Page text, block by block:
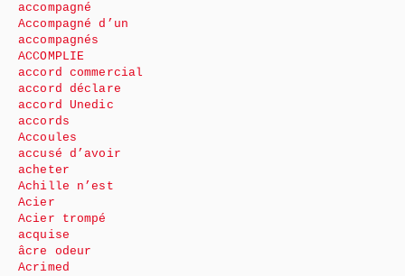
accompagné
Accompagné d’un
accompagnés
ACCOMPLIE
accord commercial
accord déclare
accord Unedic
accords
Accoules
accusé d’avoir
acheter
Achille n’est
Acier
Acier trompé
acquise
âcre odeur
Acrimed